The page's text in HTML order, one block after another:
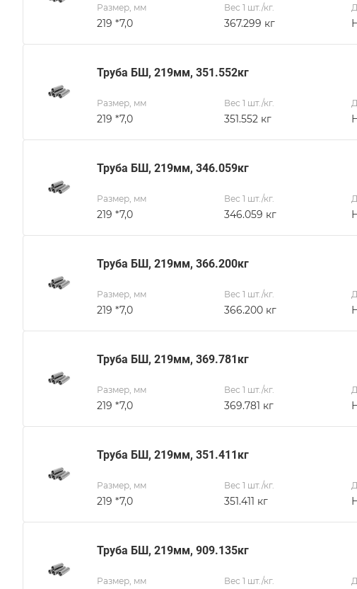
Размер, мм
219 *7,0
Вес 1 шт./кг.
367.299 кг
Труба БШ, 219мм, 351.552кг
Размер, мм
219 *7,0
Вес 1 шт./кг.
351.552 кг
Труба БШ, 219мм, 346.059кг
Размер, мм
219 *7,0
Вес 1 шт./кг.
346.059 кг
Труба БШ, 219мм, 366.200кг
Размер, мм
219 *7,0
Вес 1 шт./кг.
366.200 кг
Труба БШ, 219мм, 369.781кг
Размер, мм
219 *7,0
Вес 1 шт./кг.
369.781 кг
Труба БШ, 219мм, 351.411кг
Размер, мм
219 *7,0
Вес 1 шт./кг.
351.411 кг
Труба БШ, 219мм, 909.135кг
Размер, мм Вес 1 шт./кг.